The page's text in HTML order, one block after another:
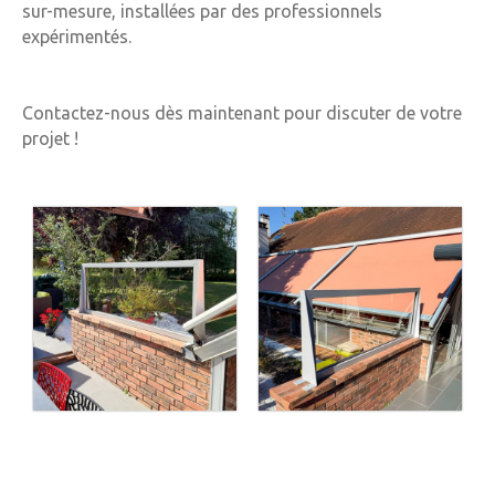
sur-mesure, installées par des professionnels
expérimentés.
Contactez-nous dès maintenant pour discuter de votre
projet !